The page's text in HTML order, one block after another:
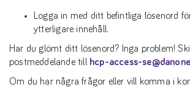
Logga in med ditt befintliga lösenord
ytterligare innehåll.
Har du glömt ditt lösenord? Inga problem!
postmeddelande till
hcp-access-
Om du har några frågor eller vill komma i